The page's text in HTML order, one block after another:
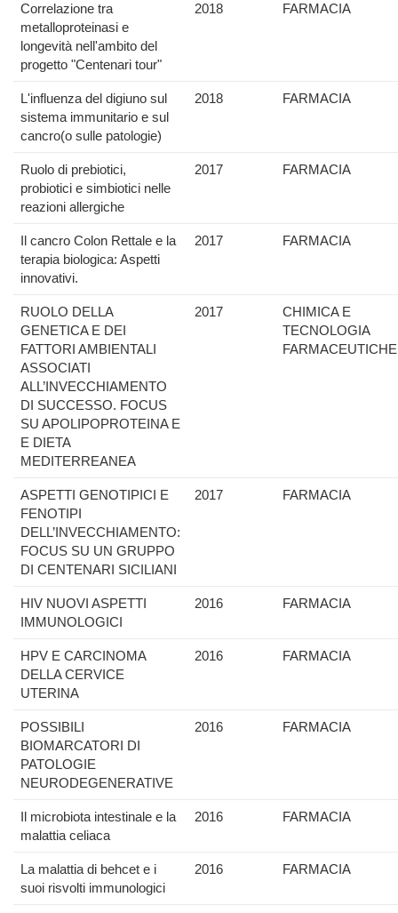
Correlazione tra
metalloproteinasi e
longevità nell'ambito del
progetto "Centenari tour"
2018 FARMACIA
L'influenza del digiuno sul
sistema immunitario e sul
cancro(o sulle patologie)
2018 FARMACIA
Ruolo di prebiotici,
probiotici e simbiotici nelle
reazioni allergiche
2017 FARMACIA
Il cancro Colon Rettale e la
terapia biologica: Aspetti
innovativi.
2017 FARMACIA
RUOLO DELLA
GENETICA E DEI
FATTORI AMBIENTALI
ASSOCIATI
ALL’INVECCHIAMENTO
DI SUCCESSO. FOCUS
SU APOLIPOPROTEINA E
E DIETA
MEDITERREANEA
2017
CHIMICA E
TECNOLOGIA
FARMACEUTICHE
ASPETTI GENOTIPICI E
FENOTIPI
DELL’INVECCHIAMENTO:
FOCUS SU UN GRUPPO
DI CENTENARI SICILIANI
2017 FARMACIA
HIV NUOVI ASPETTI
IMMUNOLOGICI
2016 FARMACIA
HPV E CARCINOMA
DELLA CERVICE
UTERINA
2016 FARMACIA
POSSIBILI
BIOMARCATORI DI
PATOLOGIE
NEURODEGENERATIVE
2016 FARMACIA
Il microbiota intestinale e la
malattia celiaca
2016 FARMACIA
La malattia di behcet e i
suoi risvolti immunologici
2016 FARMACIA